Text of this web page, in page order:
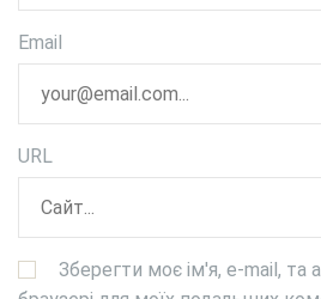
Email
URL
Зберегти моє ім'я, e-mail, та